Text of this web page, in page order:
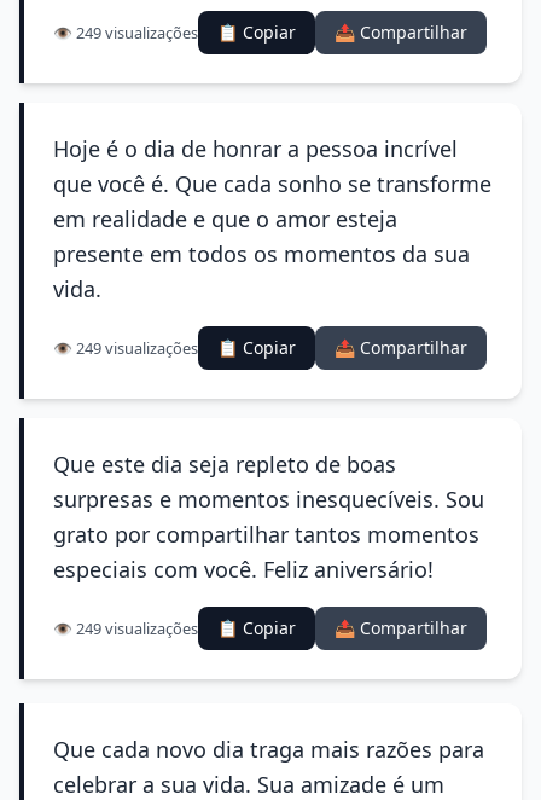
👁️ 249 visualizações 📋 Copiar 📤 Compartilhar
Hoje é o dia de honrar a pessoa incrível
que você é. Que cada sonho se transforme
em realidade e que o amor esteja
presente em todos os momentos da sua
vida.
👁️ 249 visualizações 📋 Copiar 📤 Compartilhar
Que este dia seja repleto de boas
surpresas e momentos inesquecíveis. Sou
grato por compartilhar tantos momentos
especiais com você. Feliz aniversário!
👁️ 249 visualizações 📋 Copiar 📤 Compartilhar
Que cada novo dia traga mais razões para
celebrar a sua vida. Sua amizade é um